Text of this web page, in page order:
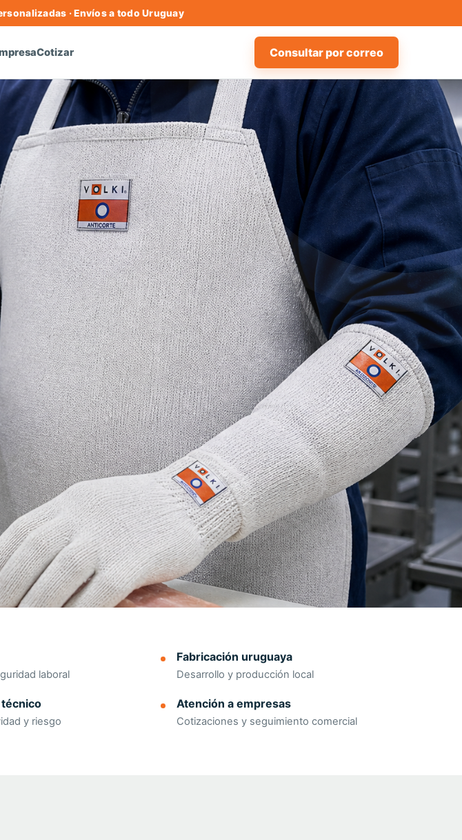
· Envíos a todo Uruguay
Cotizar Consultar por correo
laboral
Fabricación uruguaya
Desarrollo y producción local
y riesgo
Atención a empresas
Cotizaciones y seguimiento comercial